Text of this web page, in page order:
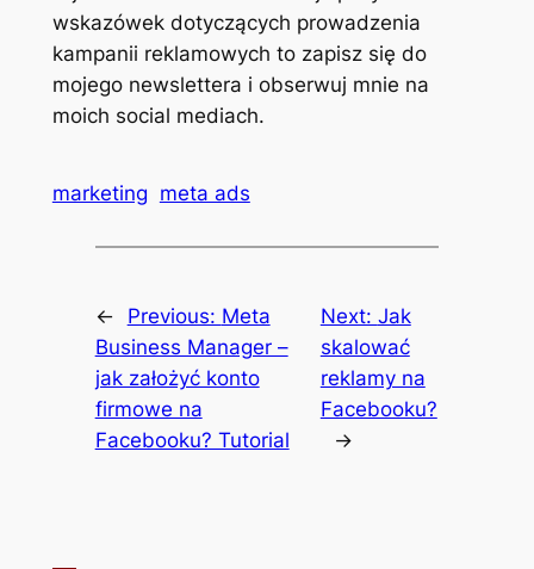
wskazówek dotyczących prowadzenia
kampanii reklamowych to zapisz się do
mojego newslettera i obserwuj mnie na
moich social mediach.
marketing meta ads
← Previous: Meta
Business Manager –
jak założyć konto
firmowe na
Facebooku? Tutorial
Next: Jak
skalować
reklamy na
Facebooku?
→